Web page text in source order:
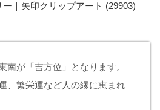
南が「吉方位」となります。
、繁栄運など人の縁に恵まれ